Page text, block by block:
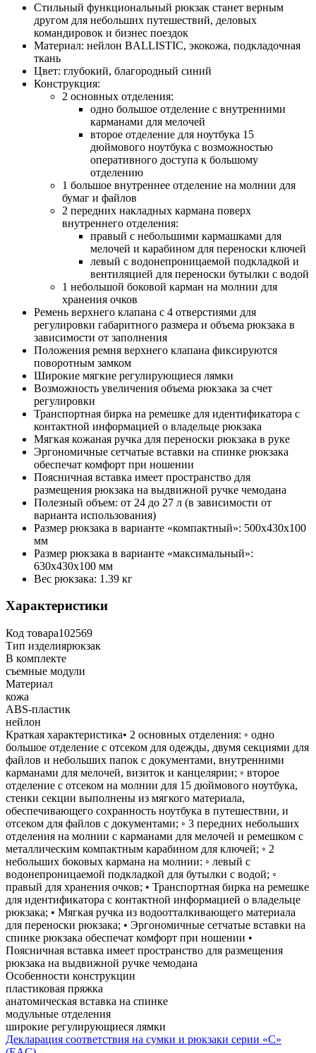
Стильный функциональный рюкзак станет верным
другом для небольших путешествий, деловых
командировок и бизнес поездок
Материал: нейлон BALLISTIC, экокожа, подкладочная
ткань
Цвет: глубокий, благородный синий
Конструкция:
2 основных отделения:
одно большое отделение с внутренними
карманами для мелочей
второе отделение для ноутбука 15
дюймового ноутбука с возможностью
оперативного доступа к большому
отделению
1 большое внутреннее отделение на молнии для
бумаг и файлов
2 передних накладных кармана поверх
внутреннего отделения:
правый с небольшими кармашками для
мелочей и карабином для переноски ключей
левый с водонепроницаемой подкладкой и
вентиляцией для переноски бутылки с водой
1 небольшой боковой карман на молнии для
хранения очков
Ремень верхнего клапана с 4 отверстиями для
регулировки габаритного размера и объема рюкзака в
зависимости от заполнения
Положения ремня верхнего клапана фиксируются
поворотным замком
Широкие мягкие регулирующиеся лямки
Возможность увеличения объема рюкзака за счет
регулировки
Транспортная бирка на ремешке для идентификатора с
контактной информацией о владельце рюкзака
Мягкая кожаная ручка для переноски рюкзака в руке
Эргономичные сетчатые вставки на спинке рюкзака
обеспечат комфорт при ношении
Поясничная вставка имеет пространство для
размещения рюкзака на выдвижной ручке чемодана
Полезный объем: от 24 до 27 л (в зависимости от
варианта использования)
Размер рюкзака в варианте «компактный»: 500х430х100
мм
Размер рюкзака в варианте «максимальный»:
630х430х100 мм
Вес рюкзака: 1.39 кг
Характеристики
Код товара102569
Тип изделиярюкзак
В комплекте
съемные модули
Материал
кожа
АВS-пластик
нейлон
Краткая характеристика• 2 основных отделения: ◦ одно
большое отделение с отсеком для одежды, двумя секциями для
файлов и небольших папок с документами, внутренними
карманами для мелочей, визиток и канцелярии; ◦ второе
отделение с отсеком на молнии для 15 дюймового ноутбука,
стенки секции выполнены из мягкого материала,
обеспечивающего сохранность ноутбука в путешествии, и
отсеком для файлов с документами; ◦ 3 передних небольших
отделения на молнии с карманами для мелочей и ремешком с
металлическим компактным карабином для ключей; ◦ 2
небольших боковых кармана на молнии: ◦ левый с
водонепроницаемой подкладкой для бутылки с водой; ◦
правый для хранения очков; • Транспортная бирка на ремешке
для идентификатора с контактной информацией о владельце
рюкзака; • Мягкая ручка из водоотталкивающего материала
для переноски рюкзака; • Эргономичные сетчатые вставки на
спинке рюкзака обеспечат комфорт при ношении •
Поясничная вставка имеет пространство для размещения
рюкзака на выдвижной ручке чемодана
Особенности конструкции
пластиковая пряжка
анатомическая вставка на спинке
модульные отделения
широкие регулирующиеся лямки
Декларация соответствия на сумки и рюкзаки серии «С»